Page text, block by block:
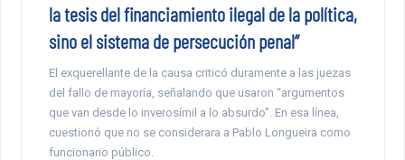
la tesis del financiamiento ilegal de la política,
sino el sistema de persecución penal”
El exquerellante de la causa criticó duramente a las juezas
del fallo de mayoría, señalando que usaron “argumentos
que van desde lo inverosímil a lo absurdo”. En esa línea,
cuestionó que no se considerara a Pablo Longueira como
funcionario público.